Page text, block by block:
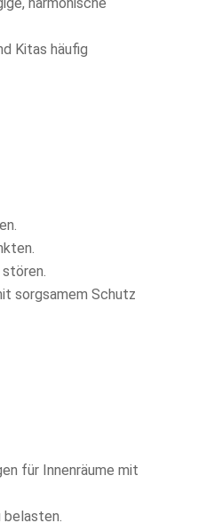
Kitas häufig
sorgsamem Schutz
für Innenräume mit
belasten.